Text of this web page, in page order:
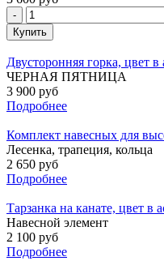
-
Купить
Двусторонняя горка, цвет в
ЧЕРНАЯ ПЯТНИЦА
3 900 руб
Подробнее
Комплект навесных для
Лесенка, трапеция, кольца
2 650 руб
Подробнее
Тарзанка на канате, цвет в
Навесной элемент
2 100 руб
Подробнее